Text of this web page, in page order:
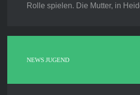
Rolle spielen. Die Mutter, in
NEWS JUGEND